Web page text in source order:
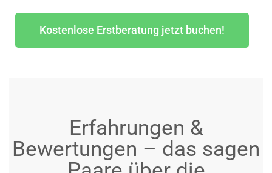
Kostenlose Erstberatung jetzt buchen!
Erfahrungen &
Bewertungen – das sagen